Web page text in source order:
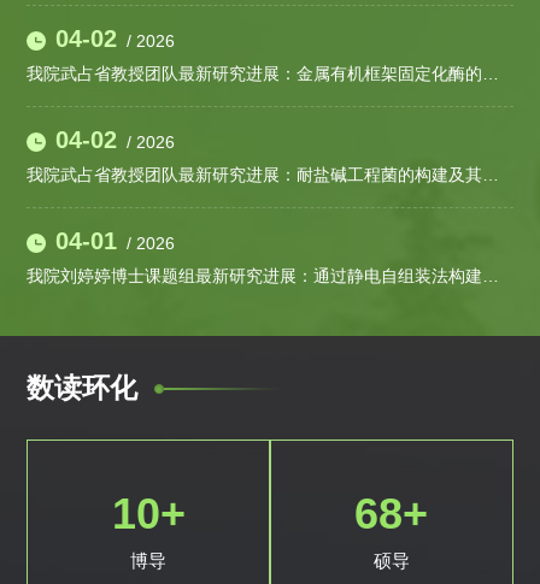
04-02 / 2026
04-02 / 2026
04-01 / 2026
数读环化
10+
博导
69+
硕导